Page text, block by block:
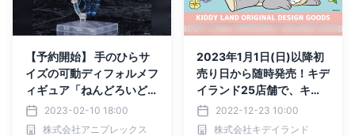
【予約開始】 手のひらサ
イズの可動ディフォルメフ
ィギュア「ねんどろいど」
シリーズに、オルト・シュ
ラウドが登場
2023-02-10 18:00
株式会社アニプレックス
2023年1月1日(日)以降初
売り日から随時発売！キデ
イランド25店舗で、キデ
イランドオリジナルデザイ
ン ディズニー 干支 とんす
2022-12-23 10:00
株式会社キデイランド